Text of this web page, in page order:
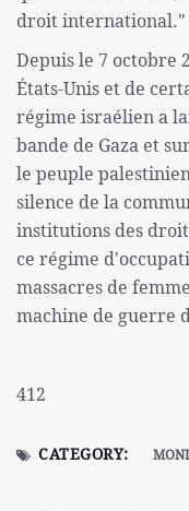
droit international."
Depuis le 7 octobre
États-Unis et de
régime israélien a
bande de Gaza et
le peuple
silence de la
institutions des
ce régime
massacres de
machine de guerre
412
CATEGORY: